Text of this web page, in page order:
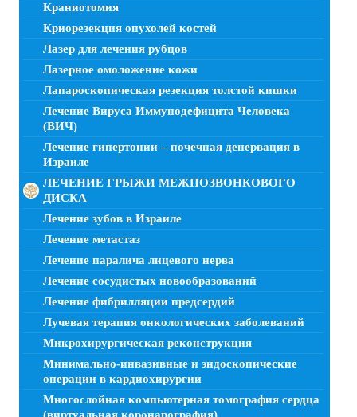
Краниотомия
Криорезекция опухолей костей
Лазер для лечения рубцов
Лазерное омоложение кожи
Лапароскопическая резекция толстой кишки
Лечение Вируса Иммунодефицита Человека
(ВИЧ)
Лечение гипертонии – почечная денервация в
Израиле
ЛЕЧЕНИЕ ГРЫЖИ МЕЖПОЗВОНКОВОГО
ДИСКА
Лечение зубов в Израиле
Лечение метастаз
Лечение паралича лицевого нерва
Лечение сосудистых новообразований
Лечение фибрилляции предсердий
Лучевая терапия онкологических заболеваний
Микрохирургическая реконструкция
Минимально-инвазивные и эндоскопические
операции в кардиохирургии
Многослойная компьютерная томография сердца